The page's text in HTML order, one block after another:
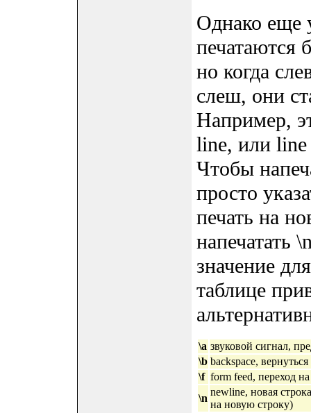
Однако еще
печатаются
но когда
слеш, они
Например,
line, или
Чтобы
просто
печать на
напечатать
значение
таблице
\a звуковой сигнал,
\b backspace,
\f form feed, переход
\n
newline, новая
на новую строку)